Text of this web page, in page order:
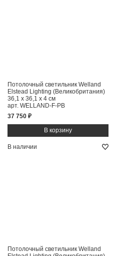
Потолочный светильник Welland
Elstead Lighting (Великобритания)
36,1 x 36,1 x 4 см
арт. WELLAND-F-PB
37 750 ₽
В наличии
Потолочный светильник Welland